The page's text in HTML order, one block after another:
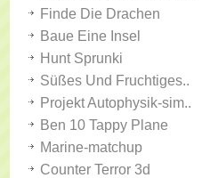
Finde Die Drachen
Baue Eine Insel
Hunt Sprunki
Süßes Und Fruchtiges..
Projekt Autophysik-sim..
Ben 10 Tappy Plane
Marine-matchup
Counter Terror 3d